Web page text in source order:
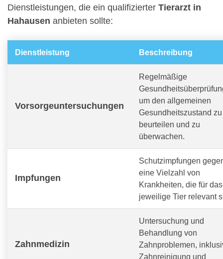
Dienstleistungen, die ein qualifizierter Tierarzt in
Hahausen anbieten sollte:
Dienstleistung Beschreibung
Vorsorgeuntersuchungen
Regelmäßige
um den allgemeinen
Gesundheitszustand zu
beurteilen und zu
überwachen.
Impfungen
Schutzimpfungen
eine Vielzahl von
Krankheiten, die für das
jeweilige Tier relevant
Zahnmedizin
Untersuchung und
Behandlung von
Zahnproblemen,
Zahnreinigung und